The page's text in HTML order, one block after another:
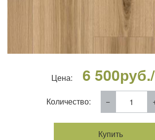
Цена: 6 500
Количество:
Купить